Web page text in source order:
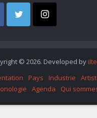
© 2026. Developed by
Pays Industrie
Agenda Qui